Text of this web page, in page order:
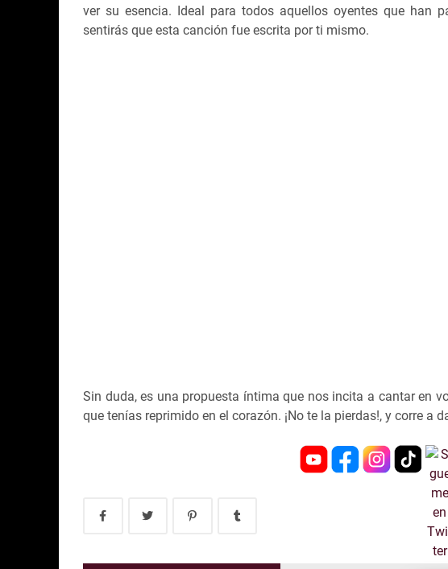
ver su esencia. Ideal para todos aquellos oyentes que han
sentirás que esta canción fue escrita por ti mismo.
Sin duda, es una propuesta íntima que nos incita a cantar en
que tenías reprimido en el corazón. ¡No te la pierdas!, y corre a